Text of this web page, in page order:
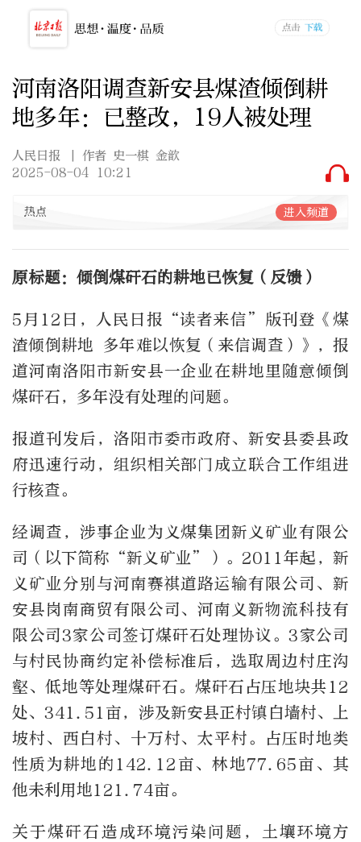
河南洛阳调查新安县煤渣倾倒耕
地多年：已整改，19人被处理
人民日报
| 作者 史一棋 金歆
2025-08-04 10:21
热点 进入频道
原标题：倾倒煤矸石的耕地已恢复（反馈）
5月12日，人民日报“读者来信”版刊登《煤
渣倾倒耕地 多年难以恢复（来信调查）》，报
道河南洛阳市新安县一企业在耕地里随意倾倒
煤矸石，多年没有处理的问题。
报道刊发后，洛阳市委市政府、新安县委县政
府迅速行动，组织相关部门成立联合工作组进
行核查。
经调查，涉事企业为义煤集团新义矿业有限公
司（以下简称“新义矿业”）。2011年起，新
义矿业分别与河南赛祺道路运输有限公司、新
安县岗南商贸有限公司、河南义新物流科技有
限公司3家公司签订煤矸石处理协议。3家公司
与村民协商约定补偿标准后，选取周边村庄沟
壑、低地等处理煤矸石。煤矸石占压地块共12
处、341.51亩，涉及新安县正村镇白墙村、上
坡村、西白村、十万村、太平村。占压时地类
性质为耕地的142.12亩、林地77.65亩、其
他未利用地121.74亩。
关于煤矸石造成环境污染问题，土壤环境方